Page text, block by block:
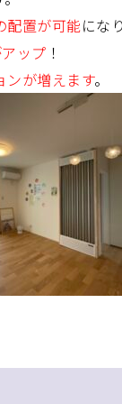
配置が可能にな
ップ ！
ンが増えます。